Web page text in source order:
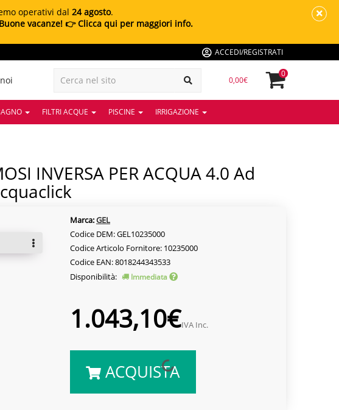
operativi dal 24 agosto.
Buone vacanze! 👉 Clicca qui per maggiori info.
ACCEDI/REGISTRATI
0,00€
0
FILTRI ACQUE PISCINE IRRIGAZIONE
Marca:GEL
Codice DEM: GEL10235000
Codice Articolo Fornitore: 10235000
Codice EAN: 8018244343533
Disponibilità:
Immediata
1.043,10€IVA Inc.
ACQUISTA